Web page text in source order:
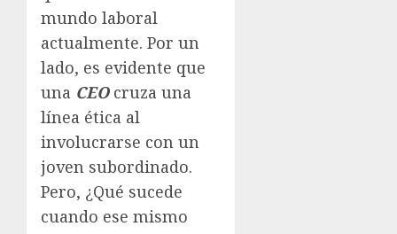
mundo laboral
actualmente. Por un
lado, es evidente que
una CEOcruza una
línea ética al
involucrarse con un
joven subordinado.
Pero, ¿Qué sucede
cuando ese mismo